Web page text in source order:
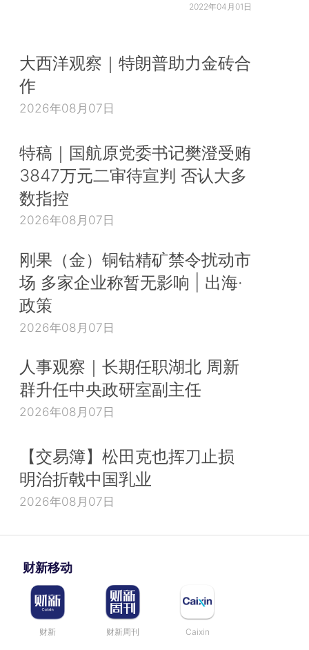
2022年04月01日
大西洋观察｜特朗普助力金砖合
作
2026年08月07日
特稿｜国航原党委书记樊澄受贿
3847万元二审待宣判 否认大多
数指控
2026年08月07日
刚果（金）铜钴精矿禁令扰动市
场 多家企业称暂无影响 | 出海·
政策
2026年08月07日
人事观察｜长期任职湖北 周新
群升任中央政研室副主任
2026年08月07日
【交易簿】松田克也挥刀止损
明治折戟中国乳业
2026年08月07日
财新移动
财新 财新周刊 Caixin